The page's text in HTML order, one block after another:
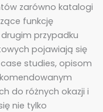
zarówno katalogi
funkcję
przypadku
pojawiają się
studies, opisom
do różnych okazji i
nie tylko